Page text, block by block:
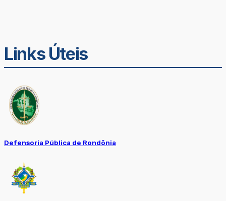
Links Úteis
Defensoria Pública de Rondônia